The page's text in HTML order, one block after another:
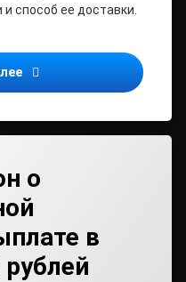
способ ее доставки.
Более 35 тысяч жителей
о
в